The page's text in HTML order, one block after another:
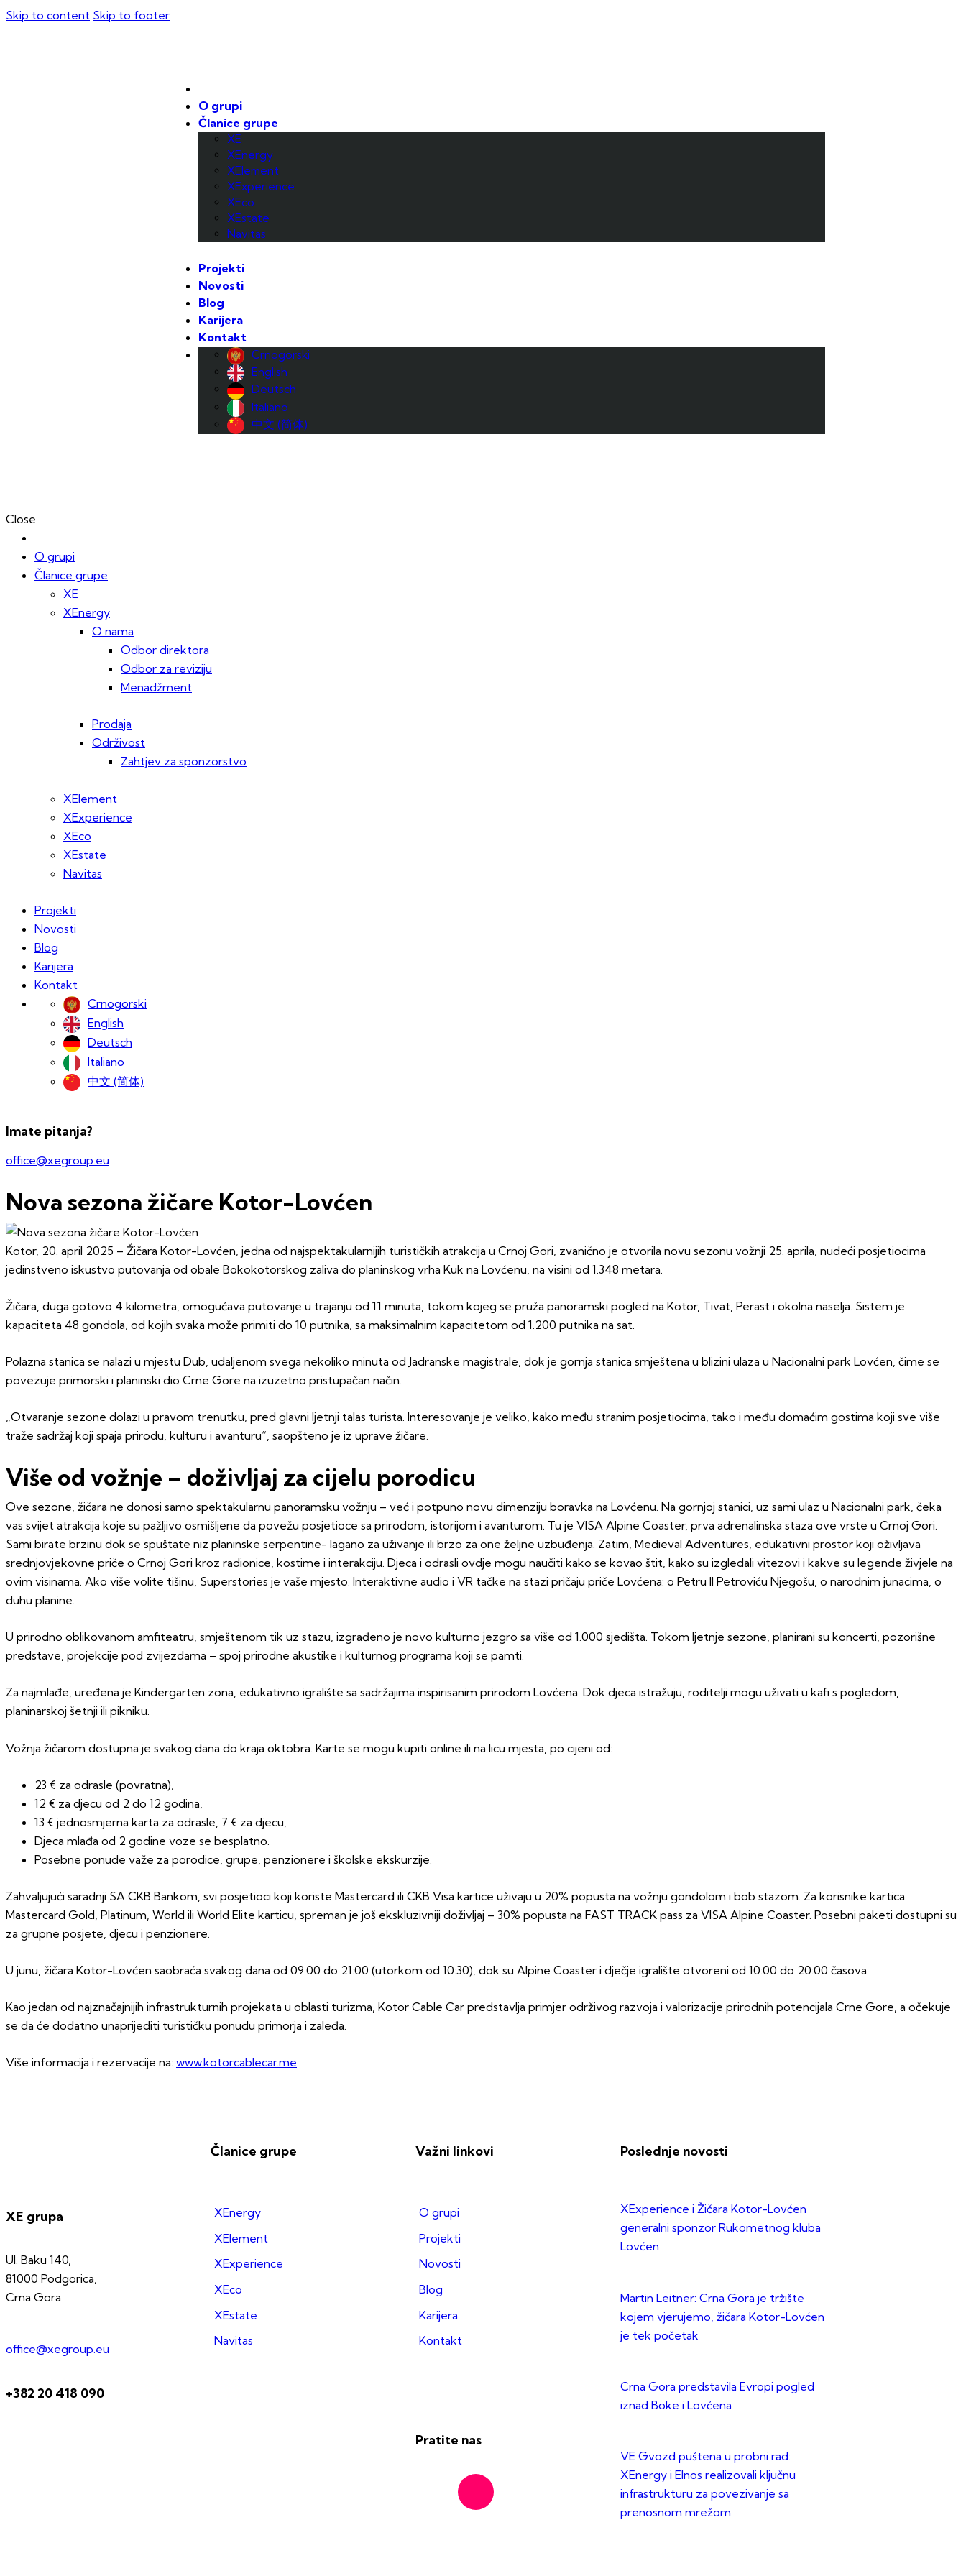
Skip to content Skip to footer
O grupi
Članice grupe
XE
XEnergy
XElement
XExperience
XEco
XEstate
Navitas
Projekti
Novosti
Blog
Karijera
Kontakt
Crnogorski
English
Deutsch
Italiano
中文 (简体)
Close
O grupi
Članice grupe
XE
XEnergy
O nama
Odbor direktora
Odbor za reviziju
Menadžment
Prodaja
Održivost
Zahtjev za sponzorstvo
XElement
XExperience
XEco
XEstate
Navitas
Projekti
Novosti
Blog
Karijera
Kontakt
Crnogorski
English
Deutsch
Italiano
中文 (简体)
Imate pitanja?
office@xegroup.eu
Nova sezona žičare Kotor-Lovćen
Kotor, 20. april 2025 – Žičara Kotor-Lovćen, jedna od najspektakularnijih turističkih atrakcija u Crnoj Gori, zvanično je otvorila novu sezonu vožnji 25. aprila, nudeći posjetiocima
jedinstveno iskustvo putovanja od obale Bokokotorskog zaliva do planinskog vrha Kuk na Lovćenu, na visini od 1.348 metara.
Žičara, duga gotovo 4 kilometra, omogućava putovanje u trajanju od 11 minuta, tokom kojeg se pruža panoramski pogled na Kotor, Tivat, Perast i okolna naselja. Sistem je
kapaciteta 48 gondola, od kojih svaka može primiti do 10 putnika, sa maksimalnim kapacitetom od 1.200 putnika na sat.
Polazna stanica se nalazi u mjestu Dub, udaljenom svega nekoliko minuta od Jadranske magistrale, dok je gornja stanica smještena u blizini ulaza u Nacionalni park Lovćen, čime se
povezuje primorski i planinski dio Crne Gore na izuzetno pristupačan način.
„Otvaranje sezone dolazi u pravom trenutku, pred glavni ljetnji talas turista. Interesovanje je veliko, kako među stranim posjetiocima, tako i među domaćim gostima koji sve više
traže sadržaj koji spaja prirodu, kulturu i avanturu“, saopšteno je iz uprave žičare.
Više od vožnje – doživljaj za cijelu porodicu
Ove sezone, žičara ne donosi samo spektakularnu panoramsku vožnju – već i potpuno novu dimenziju boravka na Lovćenu. Na gornjoj stanici, uz sami ulaz u Nacionalni park, čeka
vas svijet atrakcija koje su pažljivo osmišljene da povežu posjetioce sa prirodom, istorijom i avanturom. Tu je VISA Alpine Coaster, prva adrenalinska staza ove vrste u Crnoj Gori.
Sami birate brzinu dok se spuštate niz planinske serpentine- lagano za uživanje ili brzo za one željne uzbuđenja. Zatim, Medieval Adventures, edukativni prostor koji oživljava
srednjovjekovne priče o Crnoj Gori kroz radionice, kostime i interakciju. Djeca i odrasli ovdje mogu naučiti kako se kovao štit, kako su izgledali vitezovi i kakve su legende živjele na
ovim visinama. Ako više volite tišinu, Superstories je vaše mjesto. Interaktivne audio i VR tačke na stazi pričaju priče Lovćena: o Petru II Petroviću Njegošu, o narodnim junacima, o
duhu planine.
U prirodno oblikovanom amfiteatru, smještenom tik uz stazu, izgrađeno je novo kulturno jezgro sa više od 1.000 sjedišta. Tokom ljetnje sezone, planirani su koncerti, pozorišne
predstave, projekcije pod zvijezdama – spoj prirodne akustike i kulturnog programa koji se pamti.
Za najmlađe, uređena je Kindergarten zona, edukativno igralište sa sadržajima inspirisanim prirodom Lovćena. Dok djeca istražuju, roditelji mogu uživati u kafi s pogledom,
planinarskoj šetnji ili pikniku.
Vožnja žičarom dostupna je svakog dana do kraja oktobra. Karte se mogu kupiti online ili na licu mjesta, po cijeni od:
23 € za odrasle (povratna),
12 € za djecu od 2 do 12 godina,
13 € jednosmjerna karta za odrasle, 7 € za djecu,
Djeca mlađa od 2 godine voze se besplatno.
Posebne ponude važe za porodice, grupe, penzionere i školske ekskurzije.
Zahvaljujući saradnji SA CKB Bankom, svi posjetioci koji koriste Mastercard ili CKB Visa kartice uživaju u 20% popusta na vožnju gondolom i bob stazom. Za korisnike kartica
Mastercard Gold, Platinum, World ili World Elite karticu, spreman je još ekskluzivniji doživljaj – 30% popusta na FAST TRACK pass za VISA Alpine Coaster. Posebni paketi dostupni su
za grupne posjete, djecu i penzionere.
U junu, žičara Kotor-Lovćen saobraća svakog dana od 09:00 do 21:00 (utorkom od 10:30), dok su Alpine Coaster i dječje igralište otvoreni od 10:00 do 20:00 časova.
Kao jedan od najznačajnijih infrastrukturnih projekata u oblasti turizma, Kotor Cable Car predstavlja primjer održivog razvoja i valorizacije prirodnih potencijala Crne Gore, a očekuje
se da će dodatno unaprijediti turističku ponudu primorja i zaleđa.
Više informacija i rezervacije na: www.kotorcablecar.me
XE grupa
Ul. Baku 140,
81000 Podgorica,
Crna Gora
office@xegroup.eu
+382 20 418 090
Članice grupe
XEnergy
XElement
XExperience
XEco
XEstate
Navitas
Važni linkovi
O grupi
Projekti
Novosti
Blog
Karijera
Kontakt
Pratite nas
Poslednje novosti
XExperience i Žičara Kotor-Lovćen
generalni sponzor Rukometnog kluba
Lovćen
Martin Leitner: Crna Gora je tržište
kojem vjerujemo, žičara Kotor-Lovćen
je tek početak
Crna Gora predstavila Evropi pogled
iznad Boke i Lovćena
VE Gvozd puštena u probni rad:
XEnergy i Elnos realizovali ključnu
infrastrukturu za povezivanje sa
prenosnom mrežom